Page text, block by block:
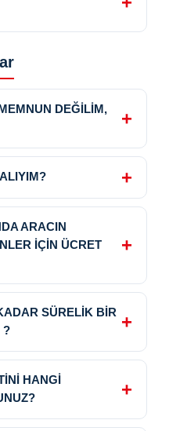
DEĞİLİM,
ARACIN
İÇİN ÜCRET
SÜRELİK BİR
?
HANGİ